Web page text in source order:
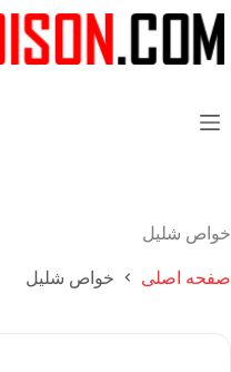
خواص شلیل
صفحه اصلی خواص شلیل